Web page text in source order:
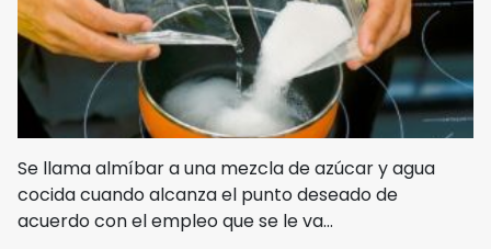
Se llama almíbar a una mezcla de azúcar y agua
cocida cuando alcanza el punto deseado de
acuerdo con el empleo que se le va…